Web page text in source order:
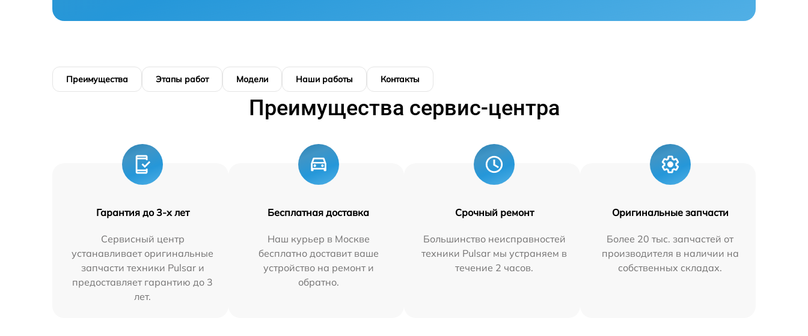
Преимущества Этапы работ Модели Наши работы Контакты
Преимущества сервис-центра
Гарантия до 3-х лет
Сервисный центр
устанавливает оригинальные
запчасти техники Pulsar и
предоставляет гарантию до 3
лет.
Бесплатная доставка
Наш курьер в Москве
бесплатно доставит ваше
устройство на ремонт и
обратно.
Срочный ремонт
Большинство неисправностей
техники Pulsar мы устраняем в
течение 2 часов.
Оригинальные запчасти
Более 20 тыс. запчастей от
производителя в наличии на
собственных складах.